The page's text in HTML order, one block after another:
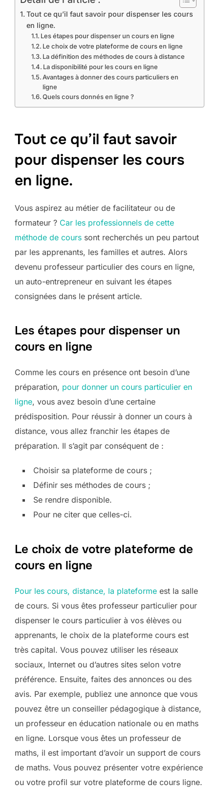
Tout ce qu’il faut savoir pour dispenser les cours
en ligne.
Les étapes pour dispenser un cours en ligne
Le choix de votre plateforme de cours en ligne
La définition des méthodes de cours à distance
La disponibilité pour les cours en ligne
Avantages à donner des cours particuliers en
ligne
Quels cours donnés en ligne ?
Tout ce qu’il faut savoir
pour dispenser les cours
en ligne.
Vous aspirez au métier de facilitateur ou de
formateur ? Car les professionnels de cette
méthode de cours sont recherchés un peu partout
par les apprenants, les familles et autres. Alors
devenu professeur particulier des cours en ligne,
un auto-entrepreneur en suivant les étapes
consignées dans le présent article.
Les étapes pour dispenser un
cours en ligne
Comme les cours en présence ont besoin d’une
préparation, pour donner un cours particulier en
ligne, vous avez besoin d’une certaine
prédisposition. Pour réussir à donner un cours à
distance, vous allez franchir les étapes de
préparation. Il s’agit par conséquent de :
Choisir sa plateforme de cours ;
Définir ses méthodes de cours ;
Se rendre disponible.
Pour ne citer que celles-ci.
Le choix de votre plateforme de
cours en ligne
Pour les cours, distance, la plateforme est la salle
de cours. Si vous êtes professeur particulier pour
dispenser le cours particulier à vos élèves ou
apprenants, le choix de la plateforme cours est
très capital. Vous pouvez utiliser les réseaux
sociaux, Internet ou d’autres sites selon votre
préférence. Ensuite, faites des annonces ou des
avis. Par exemple, publiez une annonce que vous
pouvez être un conseiller pédagogique à distance,
un professeur en éducation nationale ou en maths
en ligne. Lorsque vous êtes un professeur de
maths, il est important d’avoir un support de cours
de maths. Vous pouvez présenter votre expérience
ou votre profil sur votre plateforme de cours ligne.